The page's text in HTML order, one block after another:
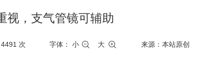
视，支气管镜可辅助
4491 次 字体： 小 大 来源：本站原创